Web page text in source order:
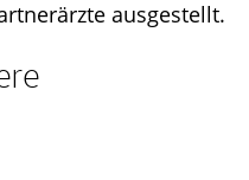
ausgestellt.